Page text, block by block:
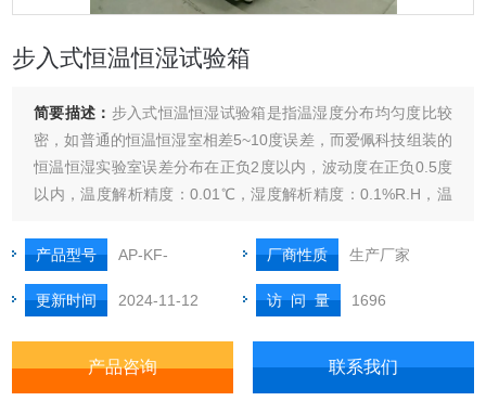
步入式恒温恒湿试验箱
简要描述： 步入式恒温恒湿试验箱是指温湿度分布均匀度比较
密，如普通的恒温恒湿室相差5~10度误差，而爱佩科技组装的
恒温恒湿实验室误差分布在正负2度以内，波动度在正负0.5度
以内，温度解析精度：0.01℃，湿度解析精度：0.1%R.H，温
产品型号
AP-KF- 厂商性质 生产厂家
更新时间 2024-11-12 访 问 量 1696
产品咨询 联系我们